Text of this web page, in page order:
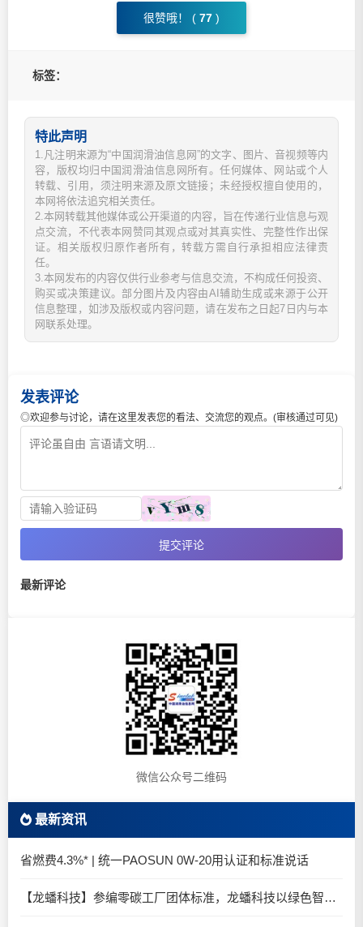
很赞哦！ ( 77 )
标签：
特此声明
1.凡注明来源为“中国润滑油信息网”的文字、图片、音视频等内
容，版权均归中国润滑油信息网所有。任何媒体、网站或个人
转载、引用，须注明来源及原文链接；未经授权擅自使用的，
本网将依法追究相关责任。
2.本网转载其他媒体或公开渠道的内容，旨在传递行业信息与观
点交流，不代表本网赞同其观点或对其真实性、完整性作出保
证。相关版权归原作者所有，转载方需自行承担相应法律责
任。
3.本网发布的内容仅供行业参考与信息交流，不构成任何投资、
购买或决策建议。部分图片及内容由AI辅助生成或来源于公开
信息整理，如涉及版权或内容问题，请在发布之日起7日内与本
网联系处理。
发表评论
◎欢迎参与讨论，请在这里发表您的看法、交流您的观点。(审核通过可见)
提交评论
最新评论
微信公众号二维码
最新资讯
省燃费4.3%* | 统一PAOSUN 0W-20用认证和标准说话
【龙蟠科技】参编零碳工厂团体标准，龙蟠科技以绿色智造锚定零碳未来